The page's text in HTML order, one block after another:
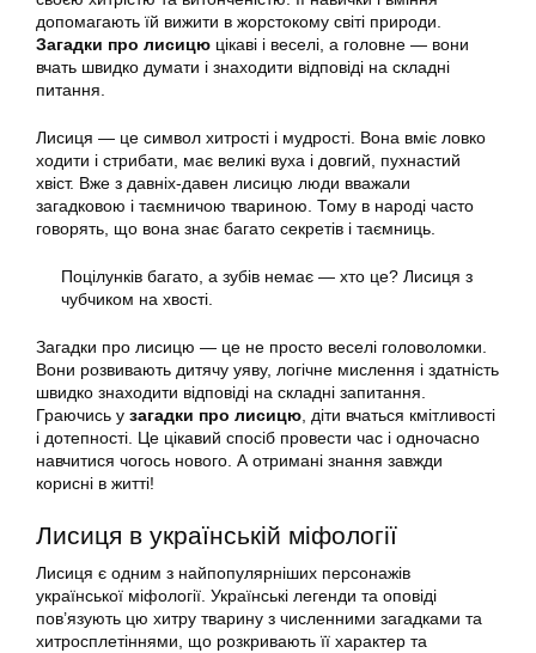
допомагають їй вижити в жорстокому світі природи.
Загадки про лисицю цікаві і веселі, а головне — вони
вчать швидко думати і знаходити відповіді на складні
питання.
Лисиця — це символ хитрості і мудрості. Вона вміє ловко
ходити і стрибати, має великі вуха і довгий, пухнастий
хвіст. Вже з давніх-давен лисицю люди вважали
загадковою і таємничою твариною. Тому в народі часто
говорять, що вона знає багато секретів і таємниць.
Поцілунків багато, а зубів немає — хто це? Лисиця з
чубчиком на хвості.
Загадки про лисицю — це не просто веселі головоломки.
Вони розвивають дитячу уяву, логічне мислення і здатність
швидко знаходити відповіді на складні запитання.
Граючись у загадки про лисицю, діти вчаться кмітливості
і дотепності. Це цікавий спосіб провести час і одночасно
навчитися чогось нового. А отримані знання завжди
корисні в житті!
Лисиця в українській міфології
Лисиця є одним з найпопулярніших персонажів
української міфології. Українські легенди та оповіді
пов’язують цю хитру тварину з численними загадками та
хитросплетіннями, що розкривають її характер та